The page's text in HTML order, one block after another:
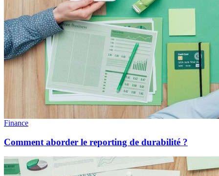
Finance
Comment aborder le reporting de durabilité ?